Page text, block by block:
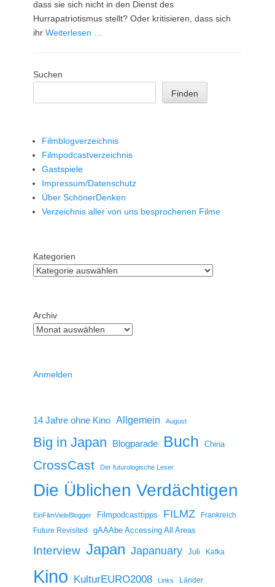
dass sie sich nicht in den Dienst des
Hurrapatriotismus stellt? Oder kritisieren, dass sich
ihr Weiterlesen …
Suchen
Finden
Filmblogverzeichnis
Filmpodcastverzeichnis
Gastspiele
Impressum/Datenschutz
Über SchönerDenken
Verzeichnis aller von uns besprochenen Filme
Kategorien
Archiv
Anmelden
14 Jahre ohne Kino Allgemein August
Big in Japan Blogparade Buch China
CrossCast Der futurologische Leser
Die Üblichen Verdächtigen
EinFilmVieleBlogger Filmpodcasttipps FILMZ
Frankreich
Future Revisited
gAAAbe Accessing All Areas
Interview Japan Japanuary Juli Kafka
Kino KulturEURO2008 Links Länder